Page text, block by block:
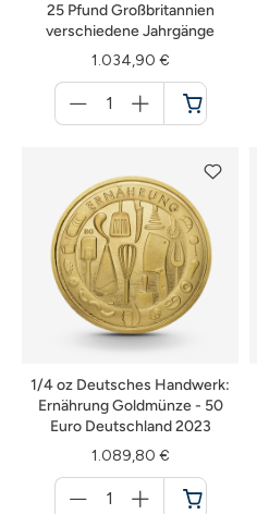
25 Pfund Großbritannien
verschiedene Jahrgänge
1.034,90 €
für
Warenkorb
1/4 oz Deutsches Handwerk:
Ernährung Goldmünze - 50
Euro Deutschland 2023
1.089,80 €
für